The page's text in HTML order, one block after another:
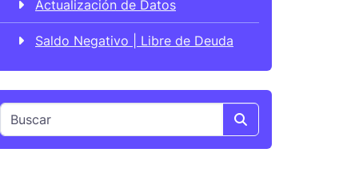
Actualización de Datos
Saldo Negativo | Libre de Deuda